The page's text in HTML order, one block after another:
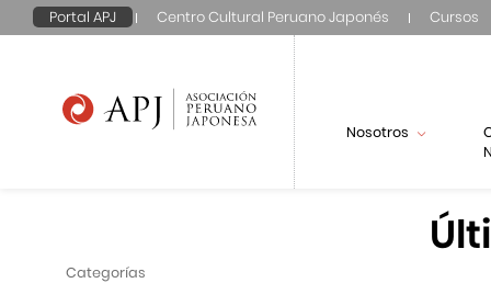
Portal APJ Centro Cultural Peruano Japonés Cursos
Nosotros
Categorías